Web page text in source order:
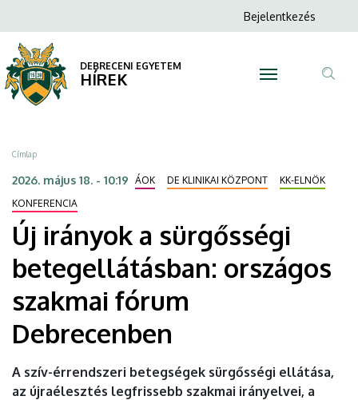
irányok
a
sürgősségi
betegellátásban:
országos
szakmai
fórum
Debrecenben
DEBRECENI
EGYETEM
a
tartalomra
Anonim
menüje
Bejelentkezés
DEBRECENI EGYETEM
HÍREK
Morzsa
Címlap
2026. május 18. - 10:19 ÁOK DE KLINIKAI KÖZPONT
KK-ELNÖK
KONFERENCIA
Új irányok a sürgősségi
betegellátásban: országos
szakmai fórum
Debrecenben
A szív-érrendszeri betegségek sürgősségi ellátása,
az újraélesztés legfrissebb szakmai irányelvei, a